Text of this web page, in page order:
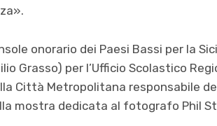
onorario dei Paesi Bassi per la
Grasso) per l’Ufficio Scolastico
Città Metropolitana responsabile
mostra dedicata al fotografo Phil